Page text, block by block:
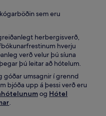
sem eru
herbergisverð,
hverju
verð velur þú síuna
þú leitar að hótelum.
góðar umsagnir í grennd
bjóða upp á þessi verð eru
og Hótel
.